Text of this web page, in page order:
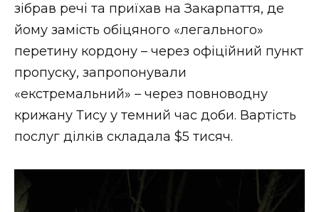
зібрав речі та приїхав на Закарпаття, де
йому замість обіцяного «легального»
перетину кордону – через офіційний пункт
пропуску, запропонували
«екстремальний» – через повноводну
крижану Тису у темний час доби. Вартість
послуг ділків складала $5 тисяч.